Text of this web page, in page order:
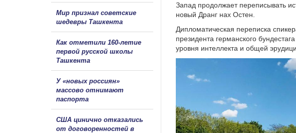
Запад продолжает переписывать
новый Дранг нах Остен.
Дипломатическая переписка
президента германского
уровня интеллекта и общей
Мир признал советские
шедевры Ташкента
Как отметили 160-летие
первой русской школы
Ташкента
У «новых россиян»
массово отнимают
паспорта
США цинично отказались
от договоренностей в